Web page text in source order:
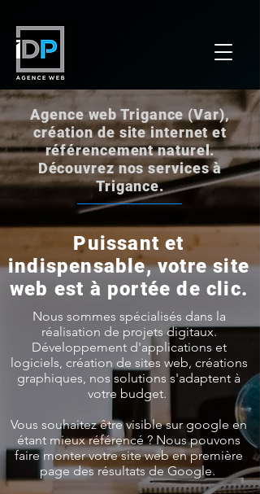
Agence web Trigance (Var),
création de site internet et
référencement naturel.
Découvrez nos services à
Trigance.
Puissant et
indispensable, votre site
web est à portée de clic.
Nous sommes spécialisés dans la
réalisation de projets digitaux.
Développement d'applications et
logiciels, création de sites web, créations
graphiques, nos solutions s'adaptent à
votre budget.
Vous souhaitez être visible sur google en
étant mieux référencé ? Nous pouvons
faire monter votre site web en première
page des résultats de Google.